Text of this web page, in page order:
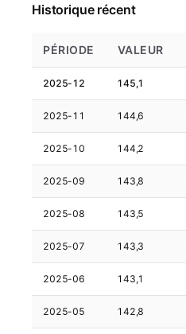
Historique récent
PÉRIODE VALEUR
2025-12 145,1
2025-11 144,6
2025-10 144,2
2025-09 143,8
2025-08 143,5
2025-07 143,3
2025-06 143,1
2025-05 142,8